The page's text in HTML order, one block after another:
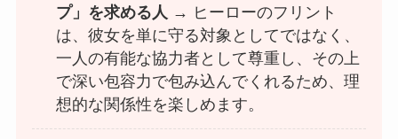
プ」を求める人 → ヒーローのフリント
は、彼女を単に守る対象としてではなく、
一人の有能な協力者として尊重し、その上
で深い包容力で包み込んでくれるため、理
想的な関係性を楽しめます。